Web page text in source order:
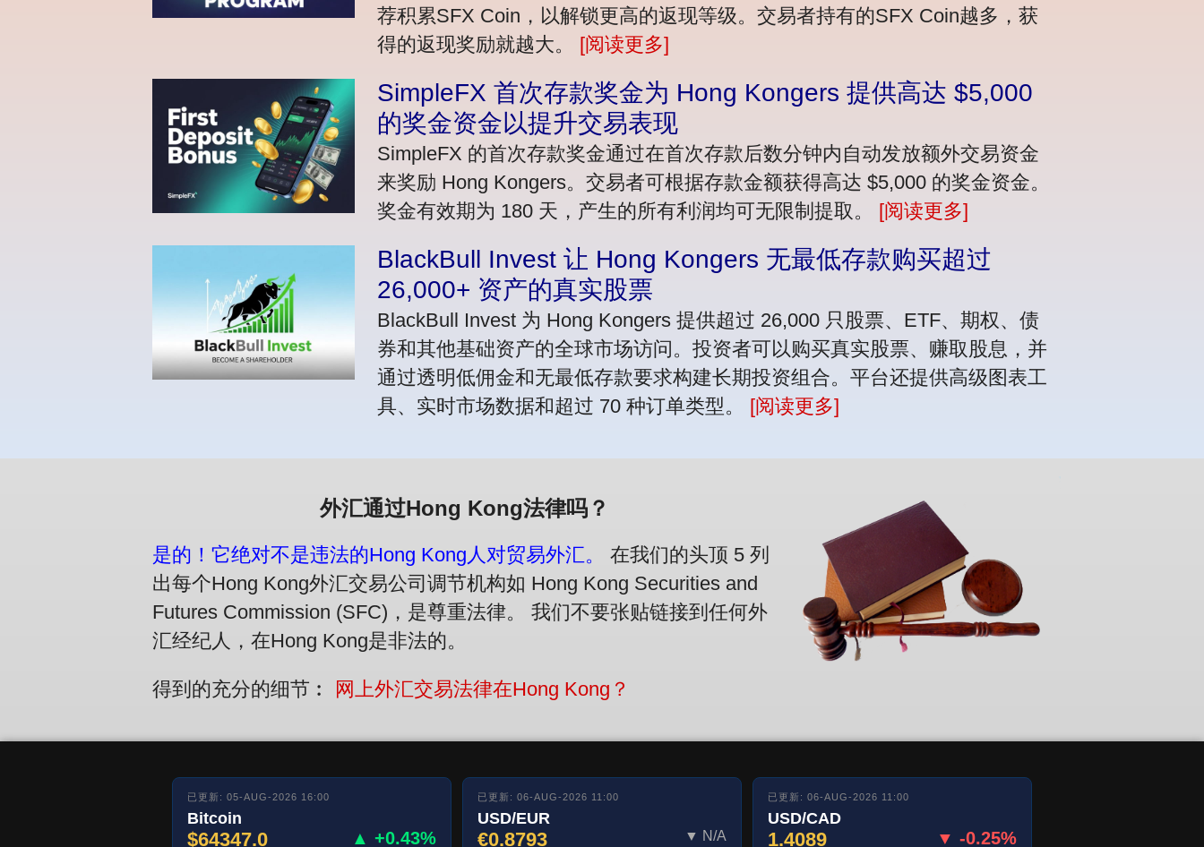
荐积累SFX Coin，以解锁更高的返现等级。交易者持有的SFX Coin越多，获
得的返现奖励就越大。 [阅读更多]
SimpleFX 首次存款奖金为 Hong Kongers 提供高达 $5,000
的奖金资金以提升交易表现
SimpleFX 的首次存款奖金通过在首次存款后数分钟内自动发放额外交易资金
来奖励 Hong Kongers。交易者可根据存款金额获得高达 $5,000 的奖金资金。
奖金有效期为 180 天，产生的所有利润均可无限制提取。 [阅读更多]
BlackBull Invest 让 Hong Kongers 无最低存款购买超过
26,000+ 资产的真实股票
BlackBull Invest 为 Hong Kongers 提供超过 26,000 只股票、ETF、期权、债
券和其他基础资产的全球市场访问。投资者可以购买真实股票、赚取股息，并
通过透明低佣金和无最低存款要求构建长期投资组合。平台还提供高级图表工
具、实时市场数据和超过 70 种订单类型。 [阅读更多]
外汇通过Hong Kong法律吗？
是的！它绝对不是违法的Hong Kong人对贸易外汇。
在我们的头顶 5 列
出每个Hong Kong外汇交易公司调节机构如 Hong Kong Securities and
Futures Commission (SFC)，是尊重法律。 我们不要张贴链接到任何外
汇经纪人，在Hong Kong是非法的。
得到的充分的细节︰ 网上外汇交易法律在Hong Kong？
已更新: 05-AUG-2026 16:00
Bitcoin
$64347.0 ▲ +0.43%
已更新: 06-AUG-2026 11:00
USD/EUR
€0.8793 ▼ N/A
已更新: 06-AUG-2026 11:00
USD/CAD
1.4089 ▼ -0.25%